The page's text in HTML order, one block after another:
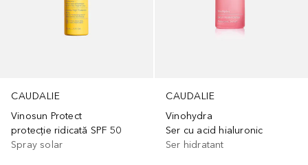
CAUDALIE
Vinosun Protect
protecție ridicată SPF 50
Spray solar
CAUDALIE
Vinohydra
Ser cu acid hialuronic
Ser hidratant